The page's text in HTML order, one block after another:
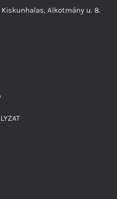
Alkotmány u. 8.